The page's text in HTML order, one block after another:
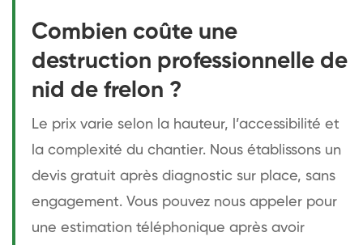
Combien coûte une
destruction professionnelle de
nid de frelon ?
Le prix varie selon la hauteur, l’accessibilité et
la complexité du chantier. Nous établissons un
devis gratuit après diagnostic sur place, sans
engagement. Vous pouvez nous appeler pour
une estimation téléphonique après avoir